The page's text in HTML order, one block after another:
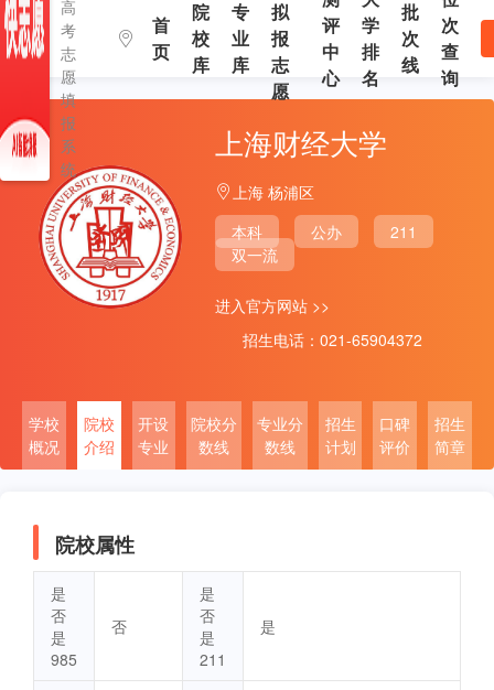
高
考
志
愿
填
报
系
统
首
页
院
校
库
专
业
库
拟
报
志
愿
评
中
心
学
排
名
批
次
线
次
查
询
上海财经大学
上海 杨浦区
本科
公办
211
双一流
进入官方网站 >>
招生电话：021-65904372
学校
概况
院校
介绍
开设
专业
院校分
数线
专业分
数线
招生
计划
口碑
评价
招生
简章
院校属性
是
否
是
985
否
是
否
是
211
是